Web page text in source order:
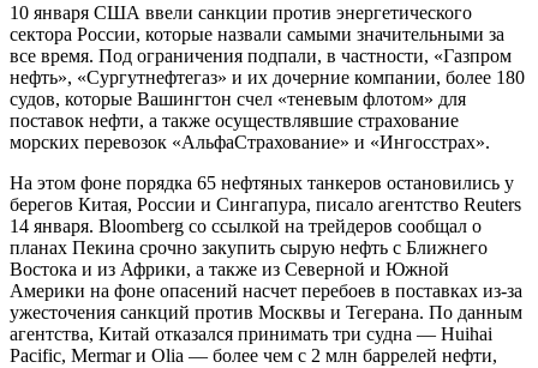
10 января США ввели санкции против энергетического
сектора России, которые назвали самыми значительными за
все время. Под ограничения подпали, в частности, «Газпром
нефть», «Сургутнефтегаз» и их дочерние компании, более 180
судов, которые Вашингтон счел «теневым флотом» для
поставок нефти, а также осуществлявшие страхование
морских перевозок «АльфаСтрахование» и «Ингосстрах».
На этом фоне порядка 65 нефтяных танкеров остановились у
берегов Китая, России и Сингапура, писало агентство Reuters
14 января. Bloomberg со ссылкой на трейдеров сообщал о
планах Пекина срочно закупить сырую нефть с Ближнего
Востока и из Африки, а также из Северной и Южной
Америки на фоне опасений насчет перебоев в поставках из-за
ужесточения санкций против Москвы и Тегерана. По данным
агентства, Китай отказался принимать три судна — Huihai
Pacific, Mermar и Olia — более чем с 2 млн баррелей нефти,